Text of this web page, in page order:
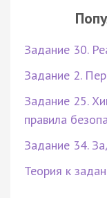
Задание 30.
Задание 2.
Задание 25.
правила
Задание 34.
Теория к